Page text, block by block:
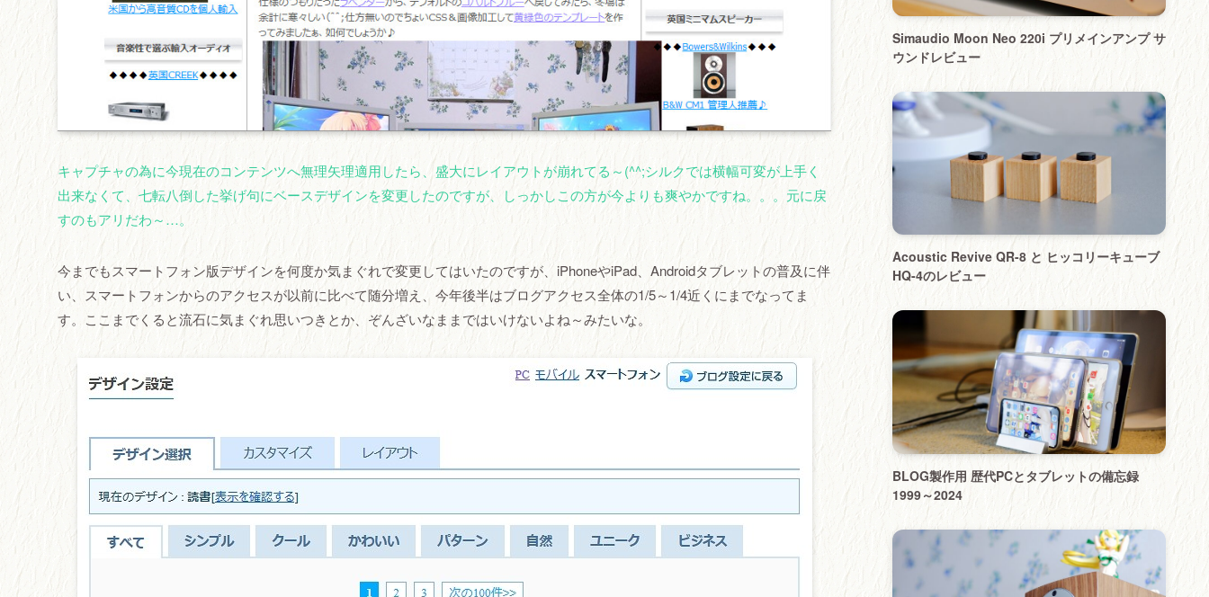
キャプチャの為に今現在のコンテンツへ無理矢理適用したら、盛大にレイアウトが崩れてる～(^^;シルクでは横幅可変が上手く
出来なくて、七転八倒した挙げ句にベースデザインを変更したのですが、しっかしこの方が今よりも爽やかですね。。。元に戻
すのもアリだわ～…。
今までもスマートフォン版デザインを何度か気まぐれで変更してはいたのですが、iPhoneやiPad、Androidタブレットの普及に伴
い、スマートフォンからのアクセスが以前に比べて随分増え、今年後半はブログアクセス全体の1/5～1/4近くにまでなってま
す。ここまでくると流石に気まぐれ思いつきとか、ぞんざいなままではいけないよね～みたいな。
Simaudio Moon Neo 220i プリメインアンプ サ
ウンドレビュー
Acoustic Revive QR-8 と ヒッコリーキューブ
HQ-4のレビュー
BLOG製作用 歴代PCとタブレットの備忘録
1999～2024